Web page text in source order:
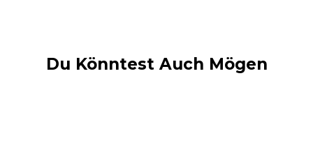
Du Könntest Auch Mögen